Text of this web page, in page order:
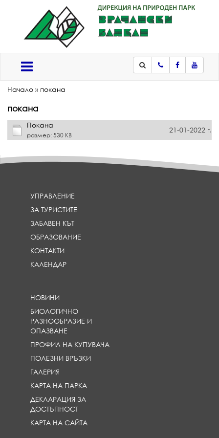
ТелефонFacebook
Начало » покана
покана
Покана
размер: 530 KB
21-01-2022 г.
УПРАВЛЕНИЕ
ЗА ТУРИСТИТЕ
ЗАБАВЕН КЪТ
ОБРАЗОВАНИЕ
КОНТАКТИ
КАЛЕНДАР
НОВИНИ
БИОЛОГИЧНО
РАЗНООБРАЗИЕ И
ОПАЗВАНЕ
ПРОФИЛ НА КУПУВАЧА
ПОЛЕЗНИ ВРЪЗКИ
ГАЛЕРИЯ
КАРТА НА ПАРКА
ДЕКЛАРАЦИЯ ЗА
ДОСТЪПНОСТ
КАРТА НА САЙТА